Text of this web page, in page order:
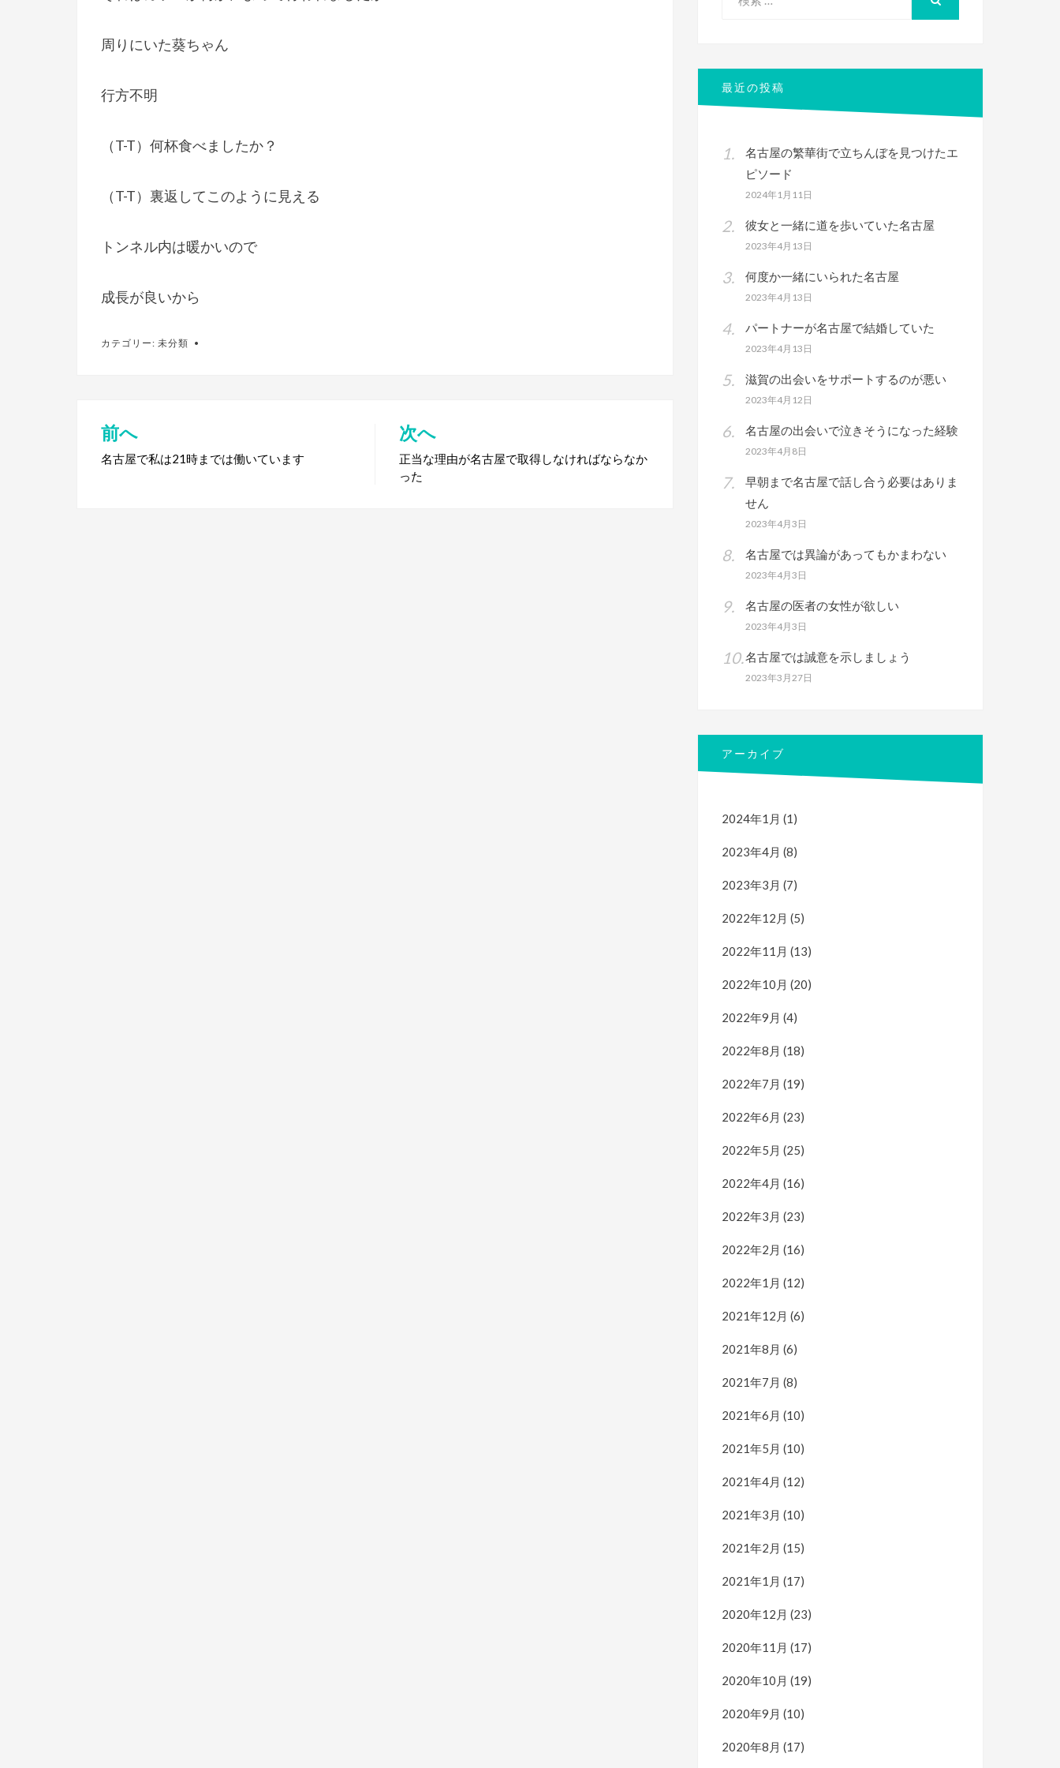
周りにいた葵ちゃん
行方不明
（T-T）何杯食べましたか？
（T-T）裏返してこのように見える
トンネル内は暖かいので
成長が良いから
カテゴリー: 未分類
投
稿
前へ
名古屋で私は21時までは働いています
次へ
正当な理由が名古屋で取得しなければならなか
った
最近の投稿
名古屋の繁華街で立ちんぼを見つけたエ
ピソード
2024年1月11日
彼女と一緒に道を歩いていた名古屋
2023年4月13日
何度か一緒にいられた名古屋
2023年4月13日
パートナーが名古屋で結婚していた
2023年4月13日
滋賀の出会いをサポートするのが悪い
2023年4月12日
名古屋の出会いで泣きそうになった経験
2023年4月8日
早朝まで名古屋で話し合う必要はありま
せん
2023年4月3日
名古屋では異論があってもかまわない
2023年4月3日
名古屋の医者の女性が欲しい
2023年4月3日
名古屋では誠意を示しましょう
2023年3月27日
アーカイブ
2024年1月 (1)
2023年4月 (8)
2023年3月 (7)
2022年12月 (5)
2022年11月 (13)
2022年10月 (20)
2022年9月 (4)
2022年8月 (18)
2022年7月 (19)
2022年6月 (23)
2022年5月 (25)
2022年4月 (16)
2022年3月 (23)
2022年2月 (16)
2022年1月 (12)
2021年12月 (6)
2021年8月 (6)
2021年7月 (8)
2021年6月 (10)
2021年5月 (10)
2021年4月 (12)
2021年3月 (10)
2021年2月 (15)
2021年1月 (17)
2020年12月 (23)
2020年11月 (17)
2020年10月 (19)
2020年9月 (10)
2020年8月 (17)